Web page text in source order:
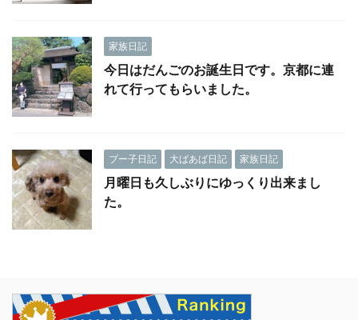
家族日記
今日はだんごのお誕生日です。京都に連
れて行ってもらいました。
プー子日記 大ばあば日記 家族日記
月曜日も久しぶりにゆっくり出来まし
た。